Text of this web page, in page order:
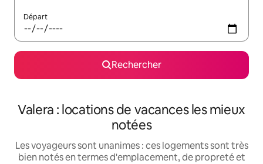
Départ
Rechercher
Valera : locations de vacances les mieux
notées
Les voyageurs sont unanimes : ces logements sont très
bien notés en termes d'emplacement, de propreté et